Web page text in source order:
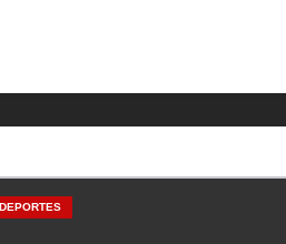
DEPORTES